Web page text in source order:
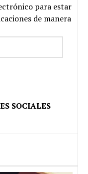
para estar
de manera
SOCIALES